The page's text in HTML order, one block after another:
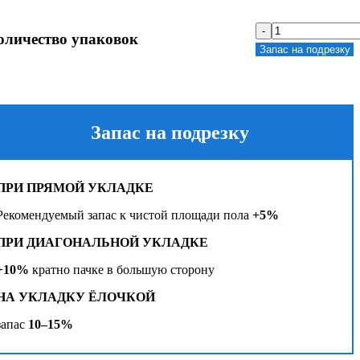
упаковок
-
Запас на подрезку
Запас на подрезку
ПРЯМОЙ УКЛАДКЕ
запас к чистой площади пола+5%
ДИАГОНАЛЬНОЙ УКЛАДКЕ
кратно пачке в большую сторону
УКЛАДКУ ЁЛОЧКОЙ
10–15%